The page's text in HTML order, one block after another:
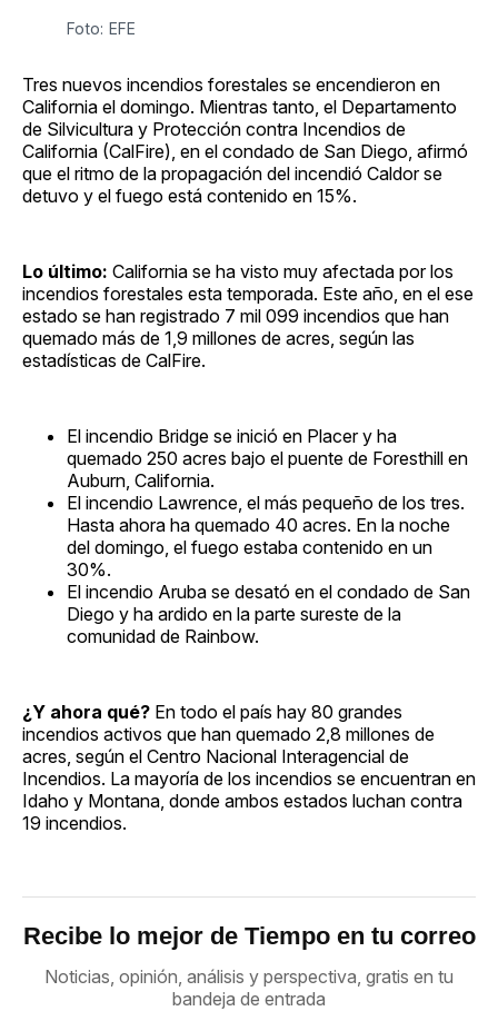
Foto: EFE
Tres nuevos incendios forestales se encendieron en
California el domingo. Mientras tanto, el Departamento
de Silvicultura y Protección contra Incendios de
California (CalFire), en el condado de San Diego, afirmó
que el ritmo de la propagación del incendió Caldor se
detuvo y el fuego está contenido en 15%.
Lo último: California se ha visto muy afectada por los
incendios forestales esta temporada. Este año, en el ese
estado se han registrado 7 mil 099 incendios que han
quemado más de 1,9 millones de acres, según las
estadísticas de CalFire.
El incendio Bridge se inició en Placer y ha
quemado 250 acres bajo el puente de Foresthill en
Auburn, California.
El incendio Lawrence, el más pequeño de los tres.
Hasta ahora ha quemado 40 acres. En la noche
del domingo, el fuego estaba contenido en un
30%.
El incendio Aruba se desató en el condado de San
Diego y ha ardido en la parte sureste de la
comunidad de Rainbow.
¿Y ahora qué? En todo el país hay 80 grandes
incendios activos que han quemado 2,8 millones de
acres, según el Centro Nacional Interagencial de
Incendios. La mayoría de los incendios se encuentran en
Idaho y Montana, donde ambos estados luchan contra
19 incendios.
Recibe lo mejor de Tiempo en tu correo
Noticias, opinión, análisis y perspectiva, gratis en tu
bandeja de entrada